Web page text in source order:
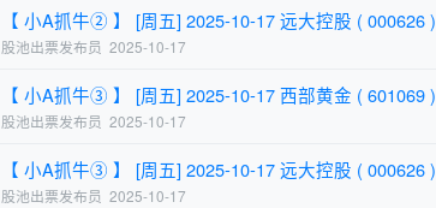
【 小A抓牛② 】 [周五] 2025-10-17 远大控股 ( 000626 )
股池出票发布员 2025-10-17
【 小A抓牛③ 】 [周五] 2025-10-17 西部黄金 ( 601069 )
股池出票发布员 2025-10-17
【 小A抓牛③ 】 [周五] 2025-10-17 远大控股 ( 000626 )
股池出票发布员 2025-10-17